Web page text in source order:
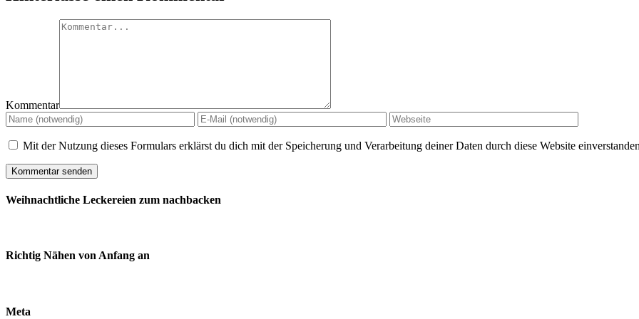
Kommentar
Mit der Nutzung dieses Formulars erklärst du dich mit der Speicherung und Verarbeitung deiner Daten durch diese Website
Weihnachtliche Leckereien zum nachbacken
Richtig Nähen von Anfang an
Meta